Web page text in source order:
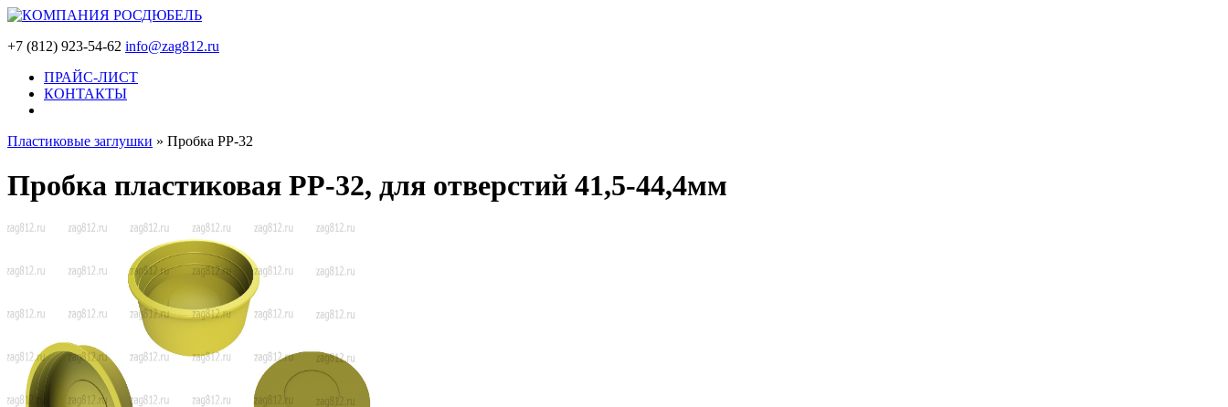
+7 (812) 923-54-62 info@zag812.ru
ПРАЙС-ЛИСТ
КОНТАКТЫ
Пластиковые заглушки » Пробка PP-32
Пробка пластиковая PP-32, для отверстий 41,5-44,4мм